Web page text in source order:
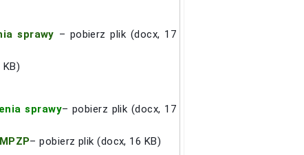
sprawy – pobierz plik (docx, 17
sprawy– pobierz plik (docx, 17
– pobierz plik (docx, 16 KB)